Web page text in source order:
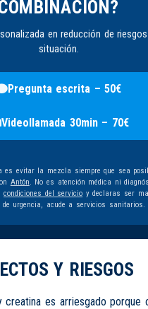
en reducción de
situación.
Pregunta escrita – 50€
Videollamada 30min – 70€
es evitar la mezcla siempre que sea
Antón. No es atención médica ni
condiciones del servicio y declaras ser
de urgencia, acude a servicios sanitarios.
Y RIESGOS
creatina es arriesgado porque